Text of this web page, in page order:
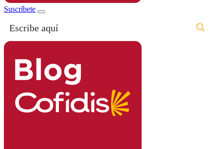
Suscríbete